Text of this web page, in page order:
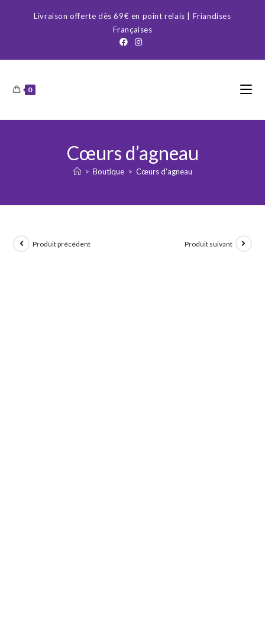
Livraison offerte dès 69€ en point relais | Friandises
Françaises
0
Cœurs d’agneau
> Boutique > Cœurs d’agneau
Produit précédent Produit suivant